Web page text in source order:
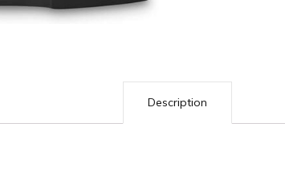
Description